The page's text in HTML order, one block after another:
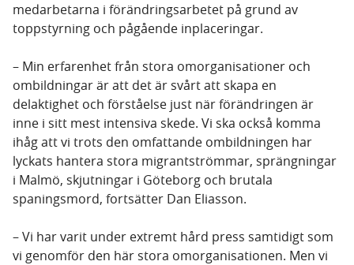
medarbetarna i förändringsarbetet på grund av
toppstyrning och pågående inplaceringar.
– Min erfarenhet från stora omorganisationer och
ombildningar är att det är svårt att skapa en
delaktighet och förståelse just när förändringen är
inne i sitt mest intensiva skede. Vi ska också komma
ihåg att vi trots den omfattande ombildningen har
lyckats hantera stora migrantströmmar, sprängningar
i Malmö, skjutningar i Göteborg och brutala
spaningsmord, fortsätter Dan Eliasson.
– Vi har varit under extremt hård press samtidigt som
vi genomför den här stora omorganisationen. Men vi